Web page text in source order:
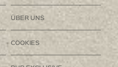
ÜBER UNS
COOKIES